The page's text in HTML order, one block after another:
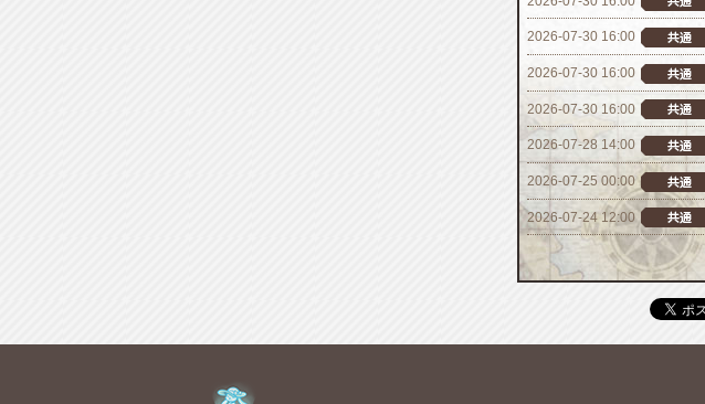
2026-07-30 16:00
2026-07-30 16:00
2026-07-30 16:00
2026-07-28 14:00
2026-07-25 00:00
2026-07-24 12:00